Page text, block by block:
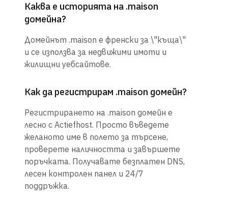
Каква е историята на .maison
домейна?
Домейнът .maison е френски за \"къща\"
и се използва за недвижими имоти и
жилищни уебсайтове.
Как да регистрирам .maison домейн?
Регистрирането на .maison домейн е
лесно с Actiefhost. Просто въведете
желаното име в полето за търсене,
проверете наличността и завършете
поръчката. Получавате безплатен DNS,
лесен контролен панел и 24/7
поддръжка.